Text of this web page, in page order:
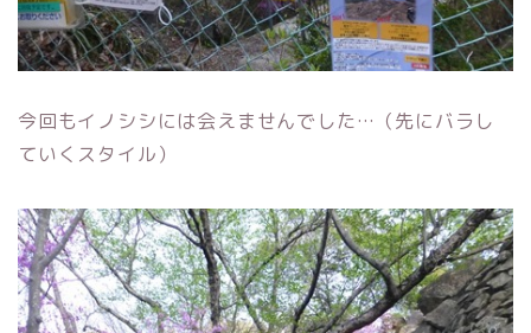
今回もイノシシには会えませんでした…（先にバラし
ていくスタイル）